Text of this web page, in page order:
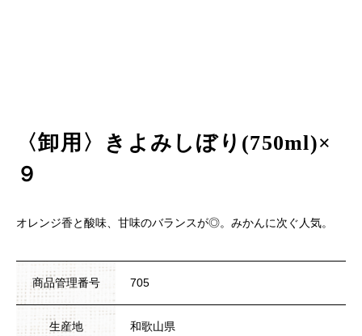
〈卸用〉きよみしぼり(750ml)×
９
オレンジ香と酸味、甘味のバランスが◎。みかんに次ぐ人気。
商品管理番号 705
生産地 和歌山県